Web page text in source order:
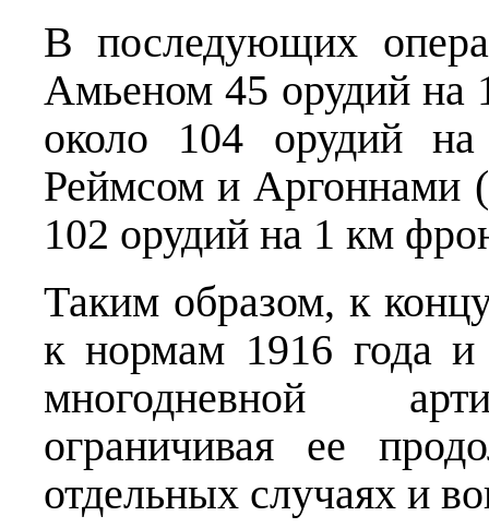
В последующих
Амьеном 45 орудий
около 104 орудий
Реймсом и Аргоннами
102 орудий на 1 км
Таким образом, к
к нормам 1916 года и
многодневной
ограничивая ее
отдельных случаях и